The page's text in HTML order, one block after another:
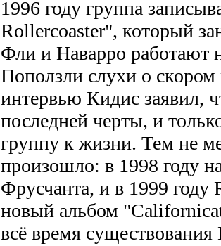
1996 году группа
Rollercoaster", который
Фли и Наварро работают
Поползли слухи о скором
интервью Кидис заявил,
последней черты, и
группу к жизни. Тем не
произошло: в 1998 году
Фрусчанта, и в 1999
новый альбом
всё время существования